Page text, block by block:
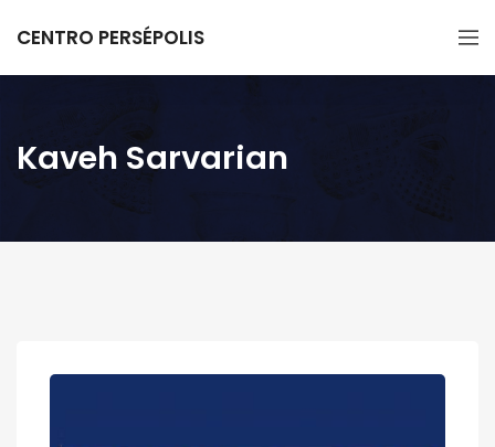
CENTRO PERSÉPOLIS
Kaveh Sarvarian